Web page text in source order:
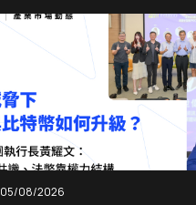
05/08/2026